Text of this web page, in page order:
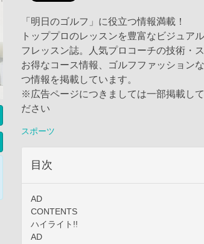
「明日のゴルフ」に役立つ情報満載！
トッププロのレッスンを豊富なビジュア
フレッスン誌。人気プロコーチの技術・
お得なコース情報、ゴルフファッション
つ情報を掲載しています。
※広告ページにつきましては一部掲載し
ださい
スポーツ
目次
AD
CONTENTS
ハイライト!!
AD